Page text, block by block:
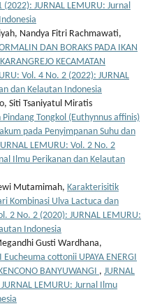
(2022): JURNAL LEMURU: Jurnal
Nandya Fitri Rachmawati,
DAN BORAKS PADA IKAN
KECAMATAN
Vol. 4 No. 2 (2022): JURNAL
dan Kelautan Indonesia
Siti Tsaniyatul Miratis
Tongkol (Euthynnus affinis)
pada Penyimpanan Suhu dan
LEMURU: Vol. 2 No. 2
Ilmu Perikanan dan Kelautan
Mutamimah, Karakterisitik
Kombinasi Ulva Lactuca dan
2 No. 2 (2020): JURNAL LEMURU:
Indonesia
Gusti Wardhana,
Eucheuma cottonii UPAYA ENERGI
BANYUWANGI , JURNAL
LEMURU: Jurnal Ilmu